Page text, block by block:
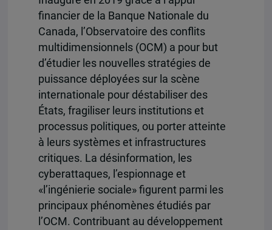
financier de la Banque Nationale du
Canada, l’Observatoire des conflits
multidimensionnels (OCM) a pour but
d’étudier les nouvelles stratégies de
puissance déployées sur la scène
internationale pour déstabiliser des
États, fragiliser leurs institutions et
processus politiques, ou porter atteinte
à leurs systèmes et infrastructures
critiques. La désinformation, les
cyberattaques, l’espionnage et
«l’ingénierie sociale» figurent parmi les
principaux phénomènes étudiés par
l’OCM. Contribuant au développement